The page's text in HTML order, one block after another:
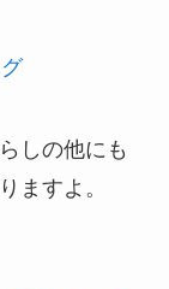
しの他にも
ますよ。